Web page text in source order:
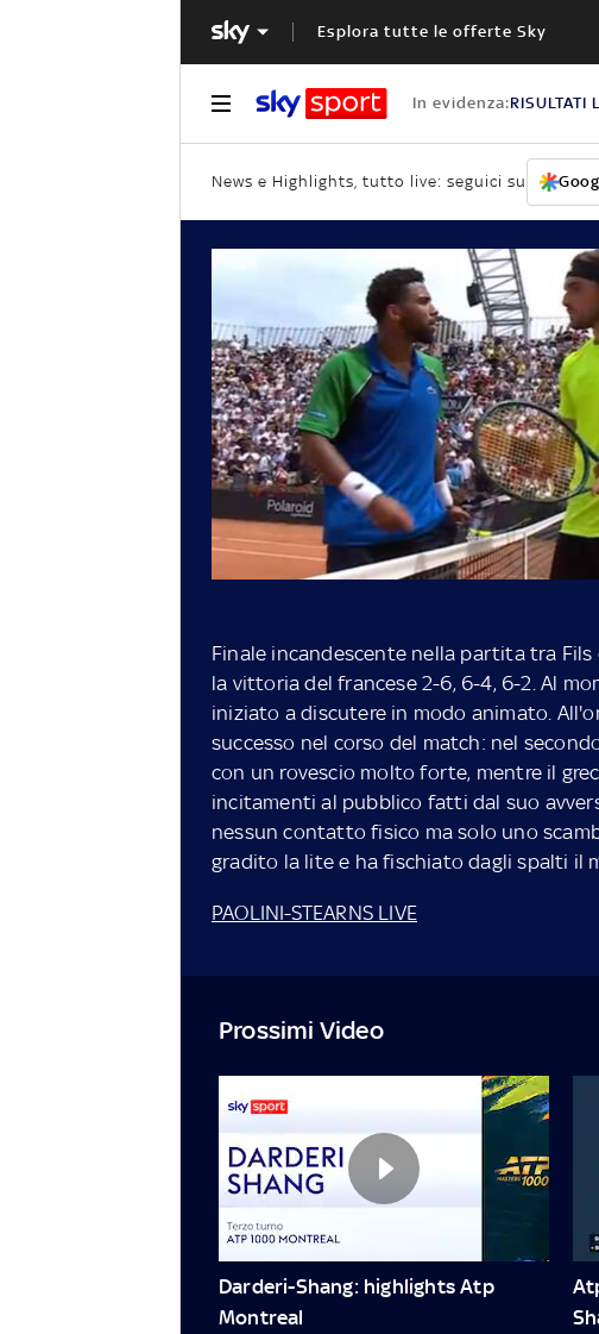
Esplora tutte le offerte Sky
In evidenza:RISULTATI
News e Highlights, tutto live: seguici su
Finale incandescente nella partita tra
la vittoria del francese 2-6, 6-4, 6-2. Al
iniziato a discutere in modo animato.
successo nel corso del match: nel
con un rovescio molto forte, mentre il
incitamenti al pubblico fatti dal suo
nessun contatto fisico ma solo uno
gradito la lite e ha fischiato dagli spalti il
PAOLINI-STEARNS LIVE
Prossimi Video
Darderi-Shang: highlights Atp
Montreal